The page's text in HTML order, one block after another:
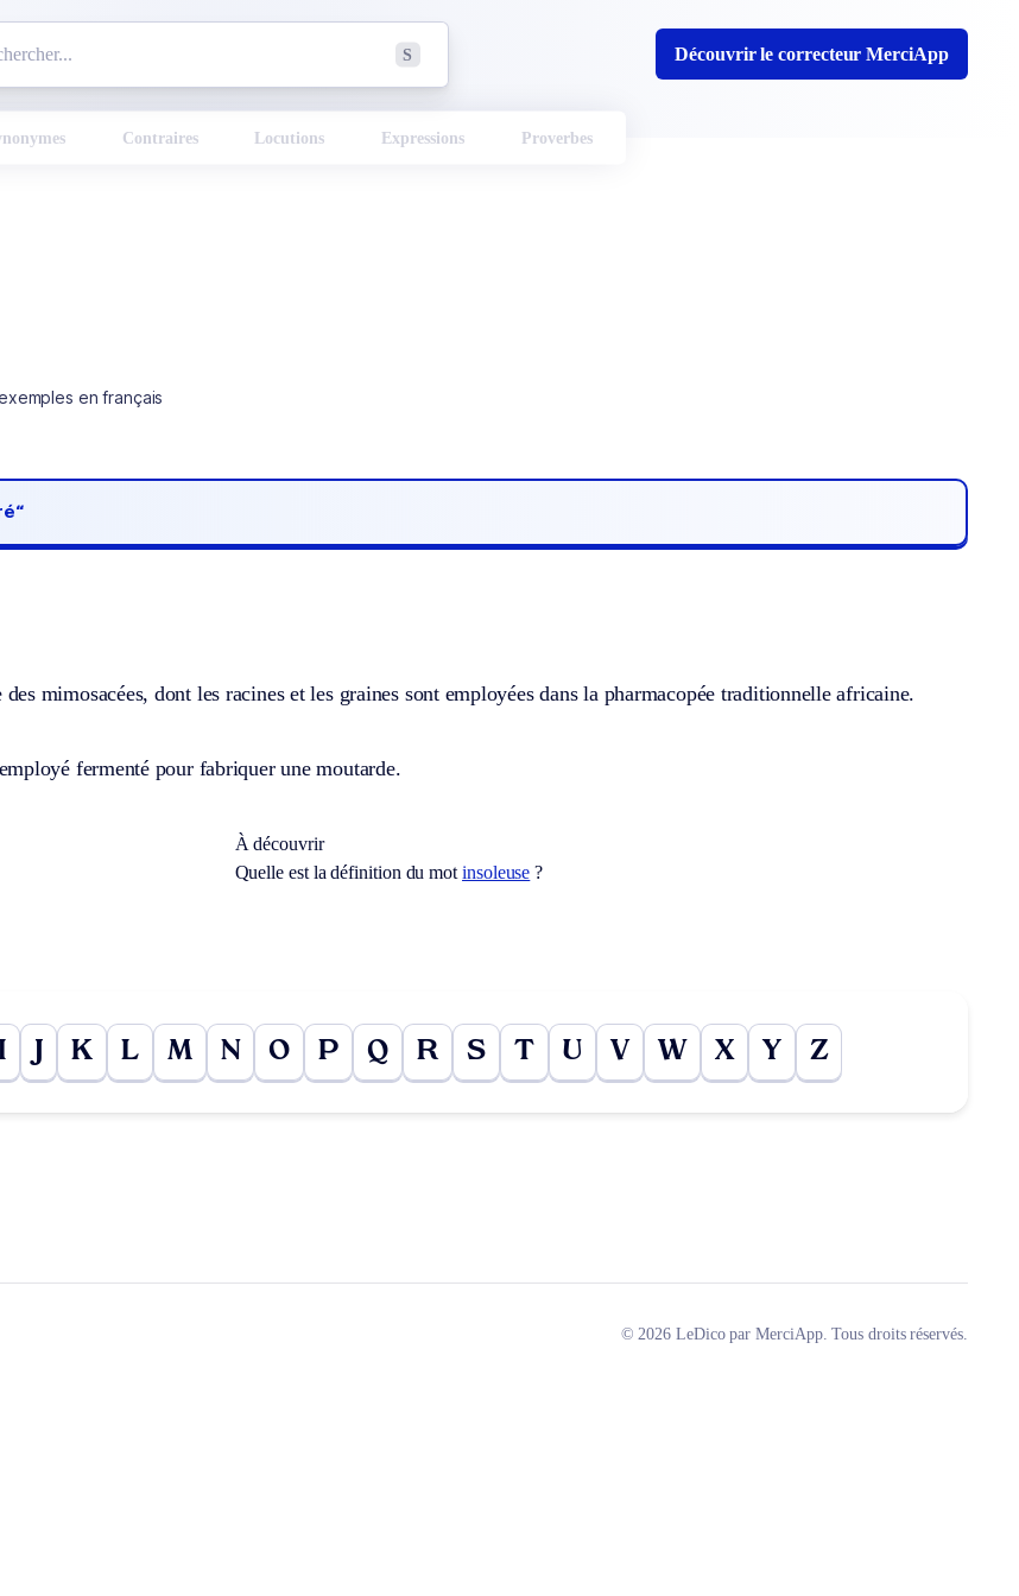
S Découvrir le correcteur MerciApp
Contraires Locutions Expressions Proverbes
en français
mimosacées, dont les racines et les graines sont employées dans la pharmacopée traditionnelle africaine.
fermenté pour fabriquer une moutarde.
À découvrir
Quelle est la définition du motinsoleuse ?
K L M N O P Q R S T U V W X Y Z
© 2026 LeDico par MerciApp. Tous droits réservés.